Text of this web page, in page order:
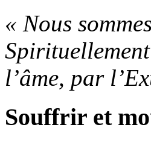
« Nous
l’âme, par
Souffrir et